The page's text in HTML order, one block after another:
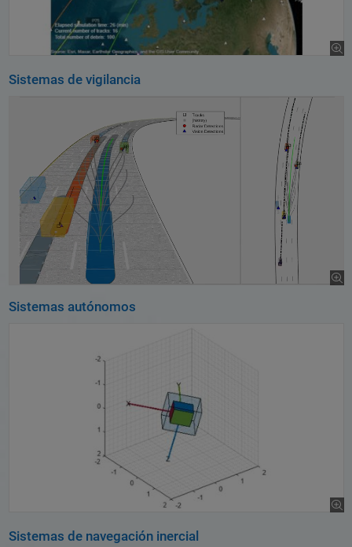
Sistemas de vigilancia
Sistemas autónomos
Sistemas de navegación inercial